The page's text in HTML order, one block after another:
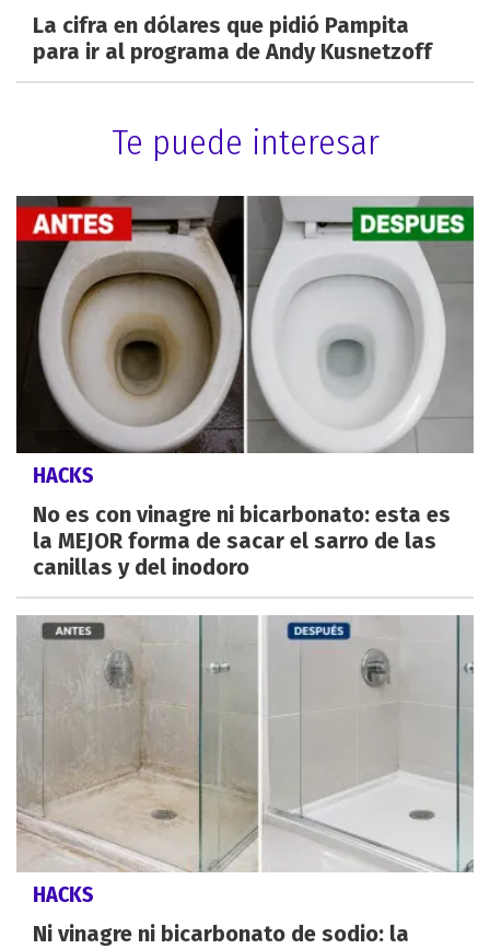
La cifra en dólares que pidió Pampita
para ir al programa de Andy Kusnetzoff
Te puede interesar
HACKS
No es con vinagre ni bicarbonato: esta es
la MEJOR forma de sacar el sarro de las
canillas y del inodoro
HACKS
Ni vinagre ni bicarbonato de sodio: la